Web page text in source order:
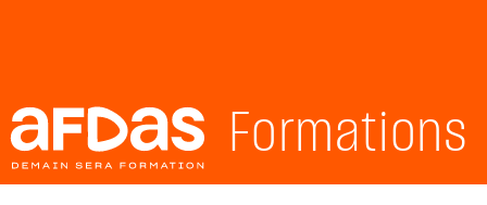
Formations